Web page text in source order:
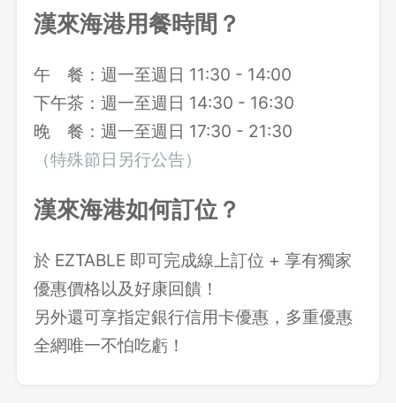
漢來海港用餐時間？
午 餐：週一至週日 11:30 - 14:00
下午茶：週一至週日 14:30 - 16:30
晚 餐：週一至週日 17:30 - 21:30
（特殊節日另行公告）
漢來海港如何訂位？
於 EZTABLE 即可完成線上訂位 + 享有獨家
優惠價格以及好康回饋！
另外還可享指定銀行信用卡優惠，多重優惠
全網唯一不怕吃虧！